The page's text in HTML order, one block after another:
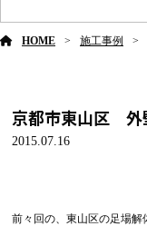
HOME 施工事例
京都市東山区
2015.07.16
前々回の、東山区の足場解